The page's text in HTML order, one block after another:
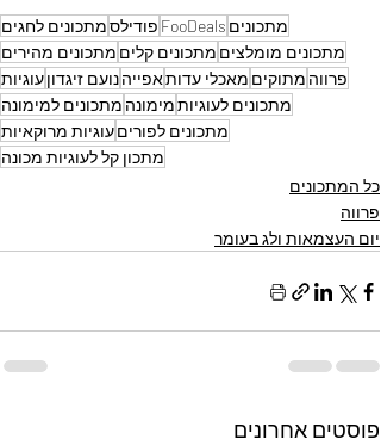
מתכונים FooDeals פודילסמתכונים לחגים
מתכונים מומלצים מתכונים קלים מתכונים מהירים
פרווה מתוקים מאכלי עדותאפייהנועם זיגדוןעוגיות
מתכונים לעוגיותמימונה מתכונים למימונה
מתכונים לפוריםעוגיות מרוקאיות
מתכון קל לעוגיות מכונה
כל המתכונים
פרווה
יום העצמאות ולג בעומר
פוסטים אחרונים